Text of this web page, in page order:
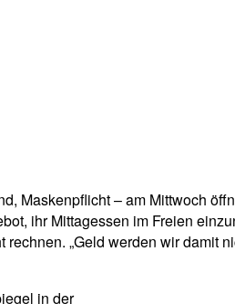
Maskenpflicht – am Mittwoch
ihr Mittagessen im Freien
„Geld werden wir damit